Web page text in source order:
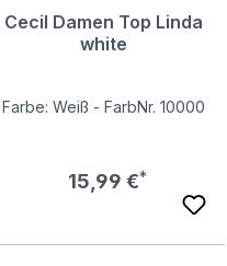
Cecil Damen Top Linda
white
Farbe: Weiß - FarbNr. 10000
Regulärer Preis:
15,99 €